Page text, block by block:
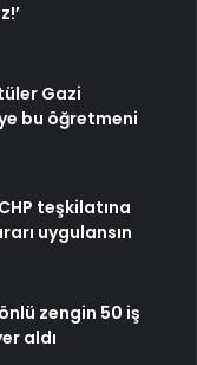
Gazi
bu öğretmeni
teşkilatına
uygulansın
zengin 50 iş
aldı